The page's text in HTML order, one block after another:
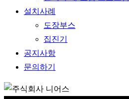
설치사례
도장부스
집진기
공지사항
문의하기